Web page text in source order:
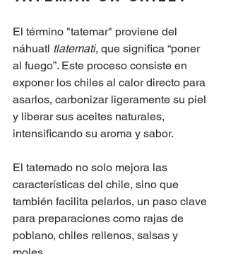
El término "tatemar" proviene del
náhuatl tlatemati, que significa “poner
al fuego”. Este proceso consiste en
exponer los chiles al calor directo para
asarlos, carbonizar ligeramente su piel
y liberar sus aceites naturales,
intensificando su aroma y sabor.
El tatemado no solo mejora las
características del chile, sino que
también facilita pelarlos, un paso clave
para preparaciones como rajas de
poblano, chiles rellenos, salsas y